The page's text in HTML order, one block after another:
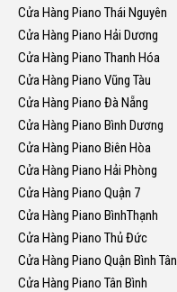
Cửa Hàng Piano Thái Nguyên
Cửa Hàng Piano Hải Dương
Cửa Hàng Piano Thanh Hóa
Cửa Hàng Piano Vũng Tàu
Cửa Hàng Piano Đà Nẵng
Cửa Hàng Piano Bình Dương
Cửa Hàng Piano Biên Hòa
Cửa Hàng Piano Hải Phòng
Cửa Hàng Piano Quận 7
Cửa Hàng Piano BìnhThạnh
Cửa Hàng Piano Thủ Đức
Cửa Hàng Piano Quận Bình Tân
Cửa Hàng Piano Tân Bình